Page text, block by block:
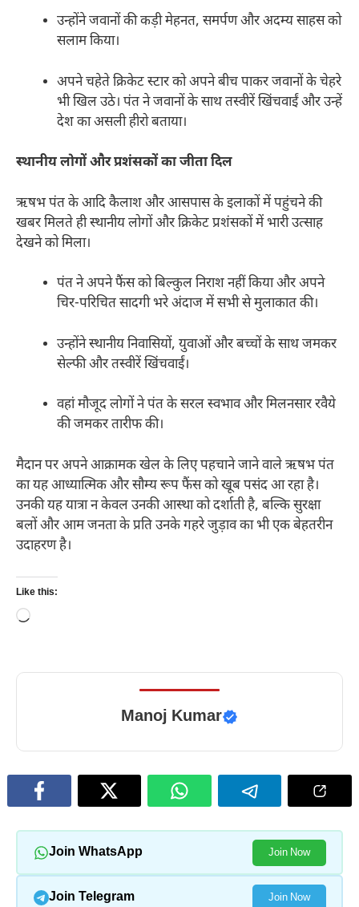
उन्होंने जवानों की कड़ी मेहनत, समर्पण और अदम्य साहस को
सलाम किया।
अपने चहेते क्रिकेट स्टार को अपने बीच पाकर जवानों के चेहरे
भी खिल उठे। पंत ने जवानों के साथ तस्वीरें खिंचवाईं और उन्हें
देश का असली हीरो बताया।
स्थानीय लोगों और प्रशंसकों का जीता दिल
ऋषभ पंत के आदि कैलाश और आसपास के इलाकों में पहुंचने की
खबर मिलते ही स्थानीय लोगों और क्रिकेट प्रशंसकों में भारी उत्साह
देखने को मिला।
पंत ने अपने फैंस को बिल्कुल निराश नहीं किया और अपने
चिर-परिचित सादगी भरे अंदाज में सभी से मुलाकात की।
उन्होंने स्थानीय निवासियों, युवाओं और बच्चों के साथ जमकर
सेल्फी और तस्वीरें खिंचवाईं।
वहां मौजूद लोगों ने पंत के सरल स्वभाव और मिलनसार रवैये
की जमकर तारीफ की।
मैदान पर अपने आक्रामक खेल के लिए पहचाने जाने वाले ऋषभ पंत
का यह आध्यात्मिक और सौम्य रूप फैंस को खूब पसंद आ रहा है।
उनकी यह यात्रा न केवल उनकी आस्था को दर्शाती है, बल्कि सुरक्षा
बलों और आम जनता के प्रति उनके गहरे जुड़ाव का भी एक बेहतरीन
उदाहरण है।
Like this:
Loading…
Manoj Kumar
Join WhatsApp Join Now
Join Telegram Join Now